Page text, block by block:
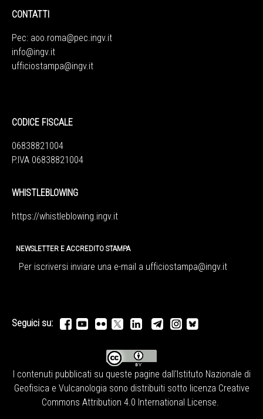
CONTATTI
Pec: aoo.roma@pec.ingv.it
info@ingv.it
ufficiostampa@ingv.it
CODICE FISCALE
06838821004
P.IVA 06838821004
WHISTLEBLOWING
https://whistleblowing.ingv.it
NEWSLETTER E ACCREDITO STAMPA
Per iscriversi inviare una e-mail a ufficiostampa@ingv.it
Seguici su:
I contenuti pubblicati su queste pagine dall' Istituto Nazionale di
Geofisica e Vulcanologia sono distribuiti sotto licenza Creative
Commons Attribution 4.0 International License.